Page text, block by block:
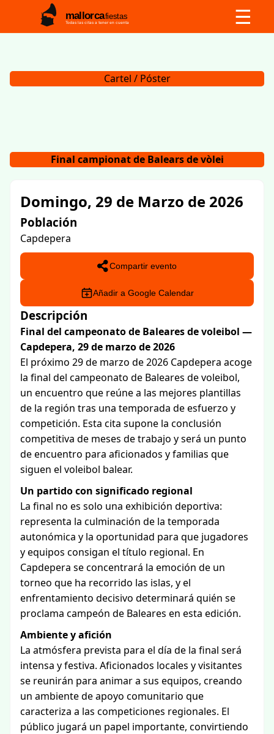
mallorcafiestas
Todas las citas a tener en cuenta ☰
Cartel / Póster
Final campionat de Balears de vòlei
Domingo, 29 de Marzo de 2026
Población
Capdepera
Compartir evento
Añadir a Google Calendar
Descripción
Final del campeonato de Baleares de voleibol —
Capdepera, 29 de marzo de 2026
El próximo 29 de marzo de 2026 Capdepera acoge
la final del campeonato de Baleares de voleibol,
un encuentro que reúne a las mejores plantillas
de la región tras una temporada de esfuerzo y
competición. Esta cita supone la conclusión
competitiva de meses de trabajo y será un punto
de encuentro para aficionados y familias que
siguen el voleibol balear.
Un partido con significado regional
La final no es solo una exhibición deportiva:
representa la culminación de la temporada
autonómica y la oportunidad para que jugadores
y equipos consigan el título regional. En
Capdepera se concentrará la emoción de un
torneo que ha recorrido las islas, y el
enfrentamiento decisivo determinará quién se
proclama campeón de Baleares en esta edición.
Ambiente y afición
La atmósfera prevista para el día de la final será
intensa y festiva. Aficionados locales y visitantes
se reunirán para animar a sus equipos, creando
un ambiente de apoyo comunitario que
caracteriza a las competiciones regionales. El
público jugará un papel importante, convirtiendo